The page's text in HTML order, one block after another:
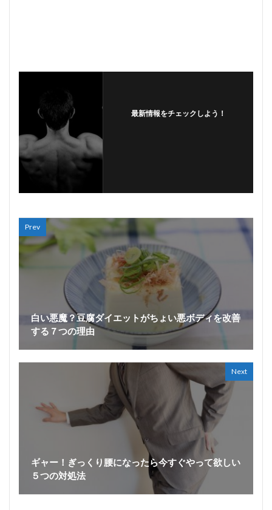
最新情報をチェックしよう！
Prev
白い悪魔？豆腐ダイエットがちょい悪ボディを改善
する７つの理由
Next
ギャー！ぎっくり腰になったら今すぐやって欲しい
５つの対処法